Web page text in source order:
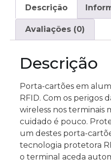
Descrição
Avaliações (0)
Descrição
Porta-cartões em
RFID. Com os perigos
wireless nos terminais
cuidado é pouco.
um destes porta-
tecnologia protetora
o terminal aceda